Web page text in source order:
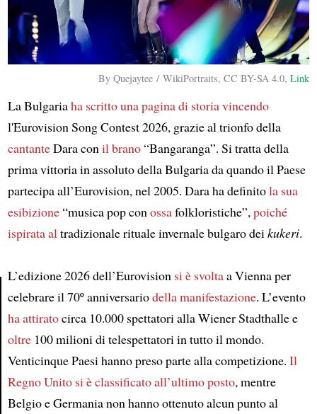
Article
By Quejaytee / WikiPortraits, CC BY-SA 4.0,Link
La Bulgariaha scritto una pagina di storiavincendo
l'Eurovision Song Contest 2026, grazie al trionfo della
cantanteDara con il brano“Bangaranga”. Si tratta della
prima vittoria in assoluto della Bulgaria da quando il Paese
partecipa all’Eurovision, nel 2005. Dara ha definitola sua
esibizione“musica pop con ossafolkloristiche”, poiché
ispirata al tradizionale rituale invernale bulgaro dei kukeri.
L’edizione 2026 dell’Eurovision si è svoltaa Vienna per
celebrare il 70º anniversariodella manifestazione. L’evento
ha attiratocirca 10.000 spettatori alla Wiener Stadthalle e
oltre100 milioni di telespettatori in tutto il mondo.
Venticinque Paesi hanno preso parte alla competizione. Il
Regno Unito si è classificato all’ultimo posto, mentre
Belgio e Germania non hanno ottenuto alcun punto al